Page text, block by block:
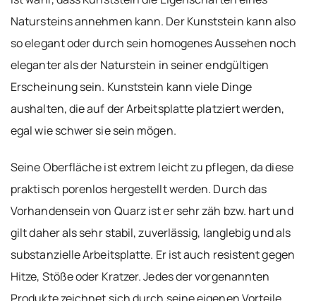
Natursteins annehmen kann. Der Kunststein kann also
so elegant oder durch sein homogenes Aussehen noch
eleganter als der Naturstein in seiner endgültigen
Erscheinung sein. Kunststein kann viele Dinge
aushalten, die auf der Arbeitsplatte platziert werden,
egal wie schwer sie sein mögen.
Seine Oberfläche ist extrem leicht zu pflegen, da diese
praktisch porenlos hergestellt werden. Durch das
Vorhandensein von Quarz ist er sehr zäh bzw. hart und
gilt daher als sehr stabil, zuverlässig, langlebig und als
substanzielle Arbeitsplatte. Er ist auch resistent gegen
Hitze, Stöße oder Kratzer. Jedes der vorgenannten